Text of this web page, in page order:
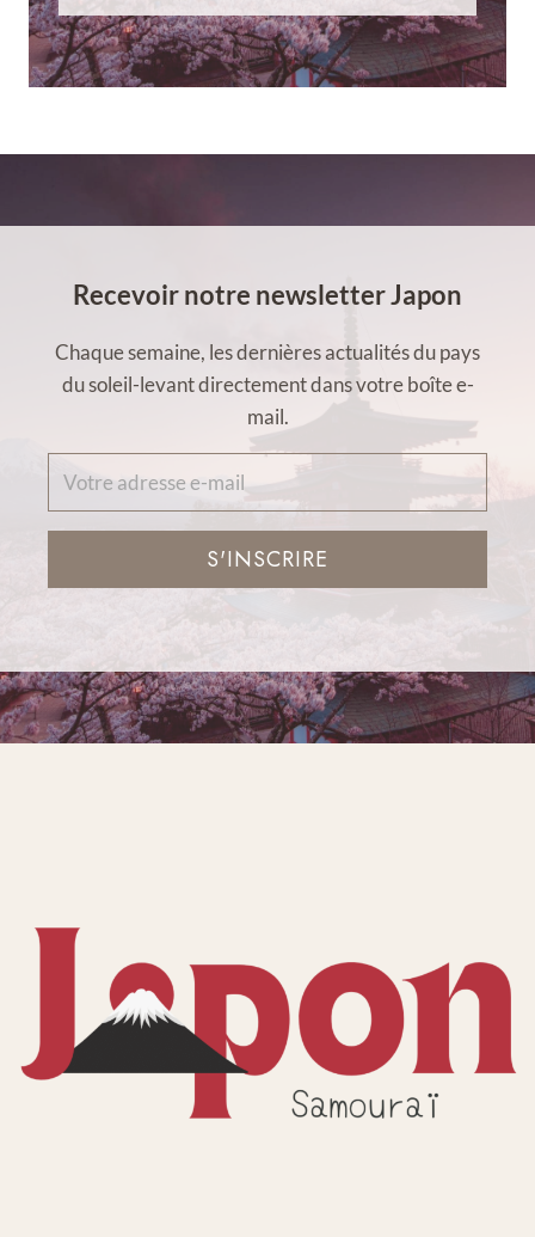
Recevoir notre newsletter Japon
Chaque semaine, les dernières actualités du pays
du soleil-levant directement dans votre boîte e-
mail.
S'INSCRIRE